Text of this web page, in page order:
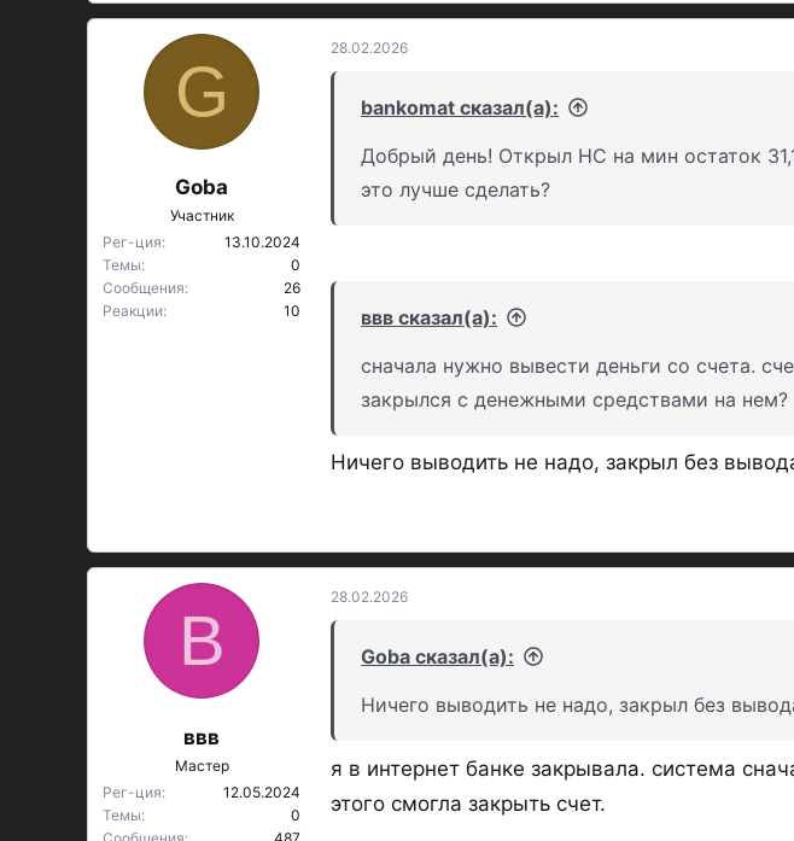
vs
Для
G
Goba
Участник
Рег-ция
13.10.2024
Темы
0
Сообщения
26
Реакции
10
28.02.2026
bankomat сказал(а):
Добрый день! Открыл НС на мин остаток
это лучше сделать?
ввв сказал(а):
сначала нужно вывести деньги со счета.
закрылся с денежными средствами на нем?
Ничего выводить не надо, закрыл без
В
ввв
Мастер
Рег-ция
12.05.2024
Темы
0
Сообщения
487
28.02.2026
Goba сказал(а):
Ничего выводить не надо, закрыл без
я в интернет банке закрывала. система
этого смогла закрыть счет.